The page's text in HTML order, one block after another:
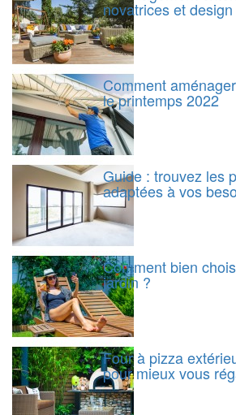
novatrices et design
Comment
le printemps 2022
Guide : trouvez les
adaptées à vos
Comment bien
jardin ?
Four à pizza
pour mieux vous